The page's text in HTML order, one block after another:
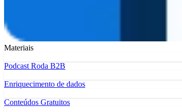
Materiais
Podcast Roda B2B
Enriquecimento de dados
Conteúdos Gratuitos